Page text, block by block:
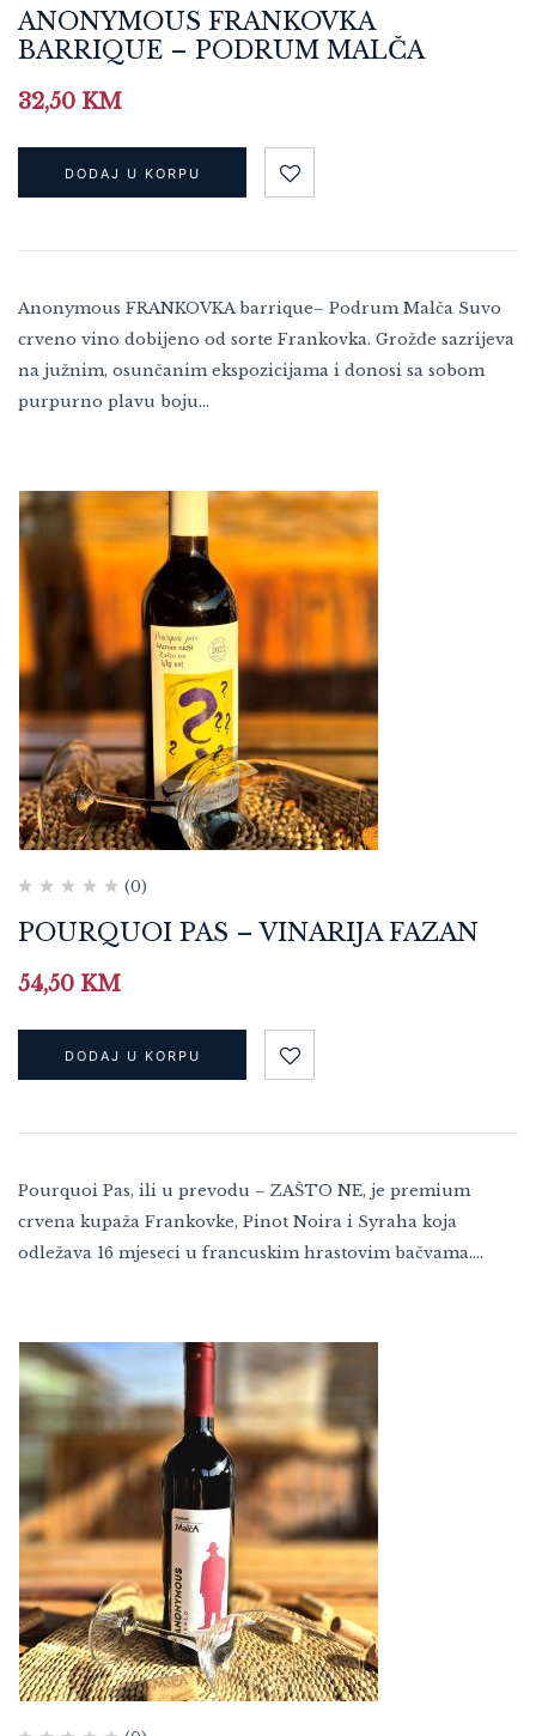
ANONYMOUS FRANKOVKA
BARRIQUE – PODRUM MALČA
32,50 KM
DODAJ U KORPU
Anonymous FRANKOVKA barrique– Podrum Malča Suvo
crveno vino dobijeno od sorte Frankovka. Grožđe sazrijeva
na južnim, osunčanim ekspozicijama i donosi sa sobom
purpurno plavu boju…
(0)
POURQUOI PAS – VINARIJA FAZAN
54,50 KM
DODAJ U KORPU
Pourquoi Pas, ili u prevodu – ZAŠTO NE, je premium
crvena kupaža Frankovke, Pinot Noira i Syraha koja
odležava 16 mjeseci u francuskim hrastovim bačvama.…